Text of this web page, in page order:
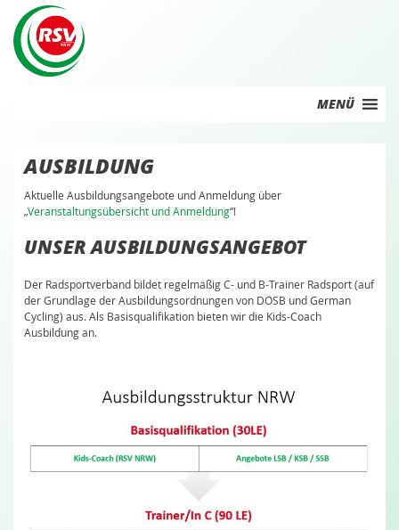
content
MENÜ
AUSBILDUNG
Aktuelle Ausbildungsangebote und Anmeldung über
„Veranstaltungsübersicht und Anmeldung“!
UNSER AUSBILDUNGSANGEBOT
Der Radsportverband bildet regelmäßig C- und B-Trainer Radsport (auf
der Grundlage der Ausbildungsordnungen von DOSB und German
Cycling) aus. Als Basisqualifikation bieten wir die Kids-Coach
Ausbildung an.